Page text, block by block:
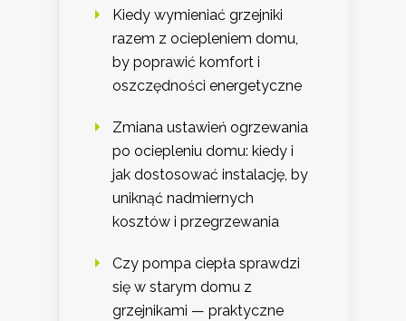
Kiedy wymieniać grzejniki
razem z ociepleniem domu,
by poprawić komfort i
oszczędności energetyczne
Zmiana ustawień ogrzewania
po ociepleniu domu: kiedy i
jak dostosować instalację, by
uniknąć nadmiernych
kosztów i przegrzewania
Czy pompa ciepła sprawdzi
się w starym domu z
grzejnikami — praktyczne